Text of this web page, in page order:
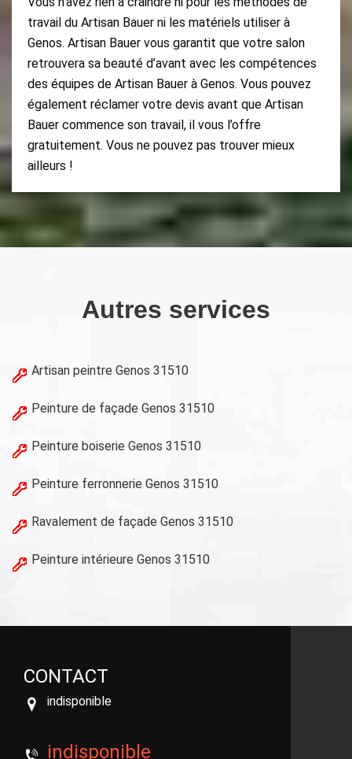
travail du Artisan Bauer ni les matériels utiliser à
Genos. Artisan Bauer vous garantit que votre salon
retrouvera sa beauté d’avant avec les compétences
des équipes de Artisan Bauer à Genos. Vous pouvez
également réclamer votre devis avant que Artisan
Bauer commence son travail, il vous l’offre
gratuitement. Vous ne pouvez pas trouver mieux
ailleurs !
Autres services
Artisan peintre Genos 31510
Peinture de façade Genos 31510
Peinture boiserie Genos 31510
Peinture ferronnerie Genos 31510
Ravalement de façade Genos 31510
Peinture intérieure Genos 31510
CONTACT
indisponible
indisponible